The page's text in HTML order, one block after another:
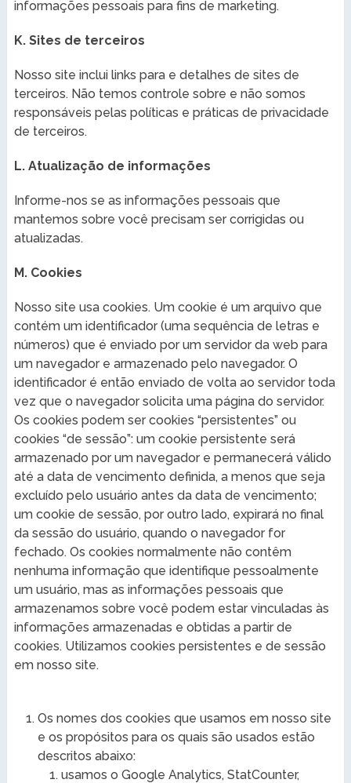
informações pessoais para fins de marketing.
K. Sites de terceiros
Nosso site inclui links para e detalhes de sites de
terceiros. Não temos controle sobre e não somos
responsáveis pelas políticas e práticas de privacidade
de terceiros.
L. Atualização de informações
Informe-nos se as informações pessoais que
mantemos sobre você precisam ser corrigidas ou
atualizadas.
M. Cookies
Nosso site usa cookies. Um cookie é um arquivo que
contém um identificador (uma sequência de letras e
números) que é enviado por um servidor da web para
um navegador e armazenado pelo navegador. O
identificador é então enviado de volta ao servidor toda
vez que o navegador solicita uma página do servidor.
Os cookies podem ser cookies “persistentes” ou
cookies “de sessão”: um cookie persistente será
armazenado por um navegador e permanecerá válido
até a data de vencimento definida, a menos que seja
excluído pelo usuário antes da data de vencimento;
um cookie de sessão, por outro lado, expirará no final
da sessão do usuário, quando o navegador for
fechado. Os cookies normalmente não contêm
nenhuma informação que identifique pessoalmente
um usuário, mas as informações pessoais que
armazenamos sobre você podem estar vinculadas às
informações armazenadas e obtidas a partir de
cookies. Utilizamos cookies persistentes e de sessão
em nosso site.
Os nomes dos cookies que usamos em nosso site
e os propósitos para os quais são usados estão
descritos abaixo:
usamos o Google Analytics, StatCounter,